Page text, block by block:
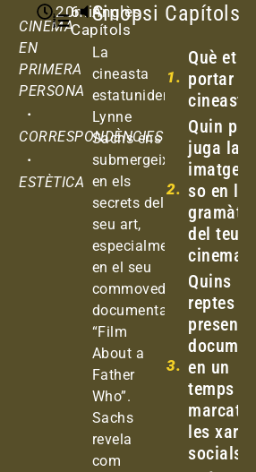
CINEMA
EN
PRIMERA
PERSONA
·
CORRESPONDÈNCIES
·
ESTÈTICA
20min
6
Capítols
Anglès
Sinopsi
La
cineasta
estatunidenca
Lynne
Sachs ens
submergeix
en els
secrets del
seu art,
especialment
en el seu
commovedor
documental
“Film
About a
Father
Who”.
Sachs
revela
com
Capítols
1.
Què et
portar a
2.
Quin
juga la
imatge i
so en la
del teu
cinema?
3.
Quins
reptes
en un
temps
marcat
les
socials?